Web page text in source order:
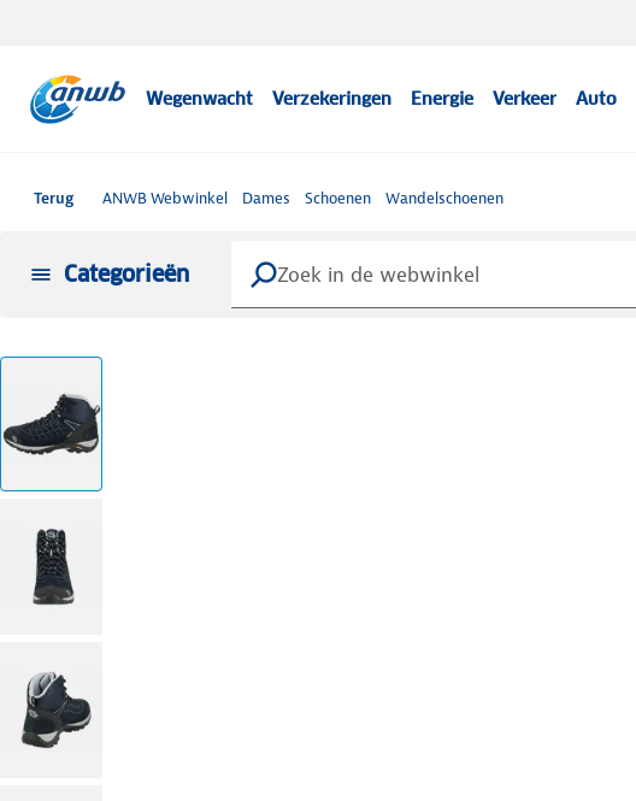
Wegenwacht Verzekeringen Energie Verkeer Auto
Terug ANWB Webwinkel Dames Schoenen Wandelschoenen
Categorieën